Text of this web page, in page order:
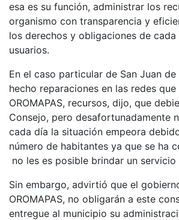
esa es su función, administrar los
organismo con transparencia y
los derechos y obligaciones de
usuarios.
En el caso particular de San Juan
hecho reparaciones en las redes
OROMAPAS, recursos, dijo, que
Consejo, pero desafortunadamente
cada día la situación empeora
número de habitantes ya que se ha
no les es posible brindar un servicio
Sin embargo, advirtió que el
OROMAPAS, no obligarán a este
entregue al municipio su